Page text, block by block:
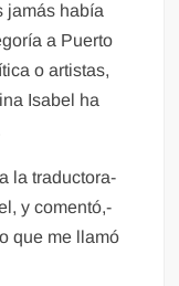
jamás había
a Puerto
o artistas,
Isabel ha
la traductora-
y comentó,-
que me llamó